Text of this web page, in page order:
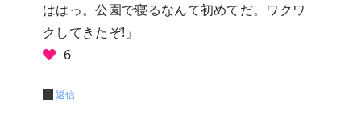
ははっ。公園で寝るなんて初めてだ。ワクワ
クしてきたぞ!」
6
返信